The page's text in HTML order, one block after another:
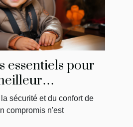
essentiels pour
de chaise pour
sécurité et du confort de
compromis n'est